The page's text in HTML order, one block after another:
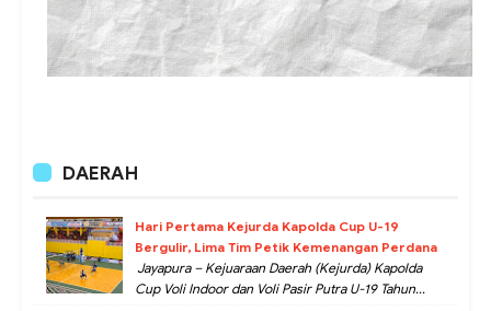
DAERAH
Hari Pertama Kejurda Kapolda Cup U-19
Bergulir, Lima Tim Petik Kemenangan Perdana
Jayapura – Kejuaraan Daerah (Kejurda) Kapolda
Cup Voli Indoor dan Voli Pasir Putra U-19 Tahun...